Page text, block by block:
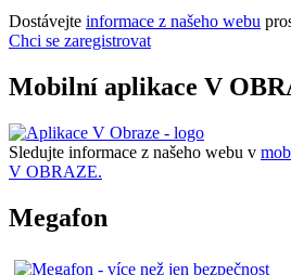
Dostávejte informace z našeho webu
Chci se zaregistrovat
Mobilní aplikace V
Sledujte informace z našeho webu v
V OBRAZE.
Megafon